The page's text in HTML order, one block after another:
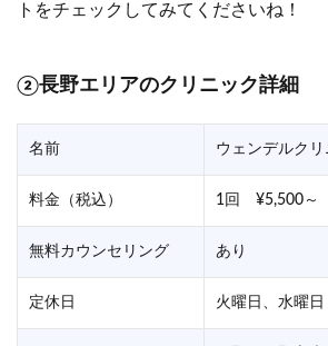
トをチェックしてみてくださいね！
②長野エリアのクリニック詳細
名前 ウェンデルク
料金（税込） 1回 ¥5,500～
無料カウンセリング あり
定休日 火曜日、水曜日